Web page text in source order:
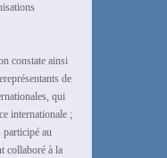
constate ainsi
de
qui
internationale ;
participé au
collaboré à la